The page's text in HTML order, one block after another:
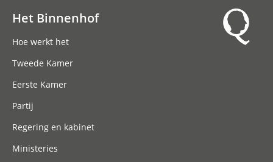
Het Binnenhof
Hoe werkt het
Tweede Kamer
Eerste Kamer
Partij
Regering en kabinet
Ministeries